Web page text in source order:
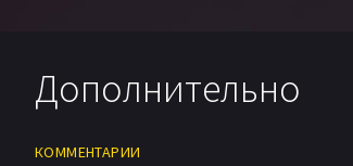
Дополнительно
КОММЕНТАРИИ